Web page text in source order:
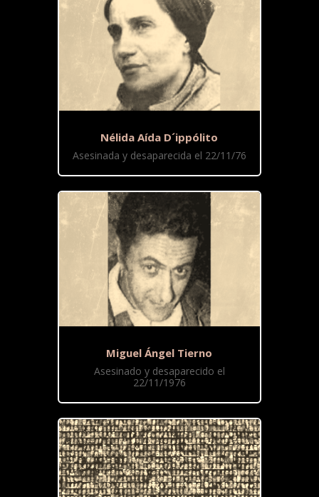
Nélida Aída D´ippólito
Asesinada y desaparecida el 22/11/76
Miguel Ángel Tierno
Asesinado y desaparecido el
22/11/1976